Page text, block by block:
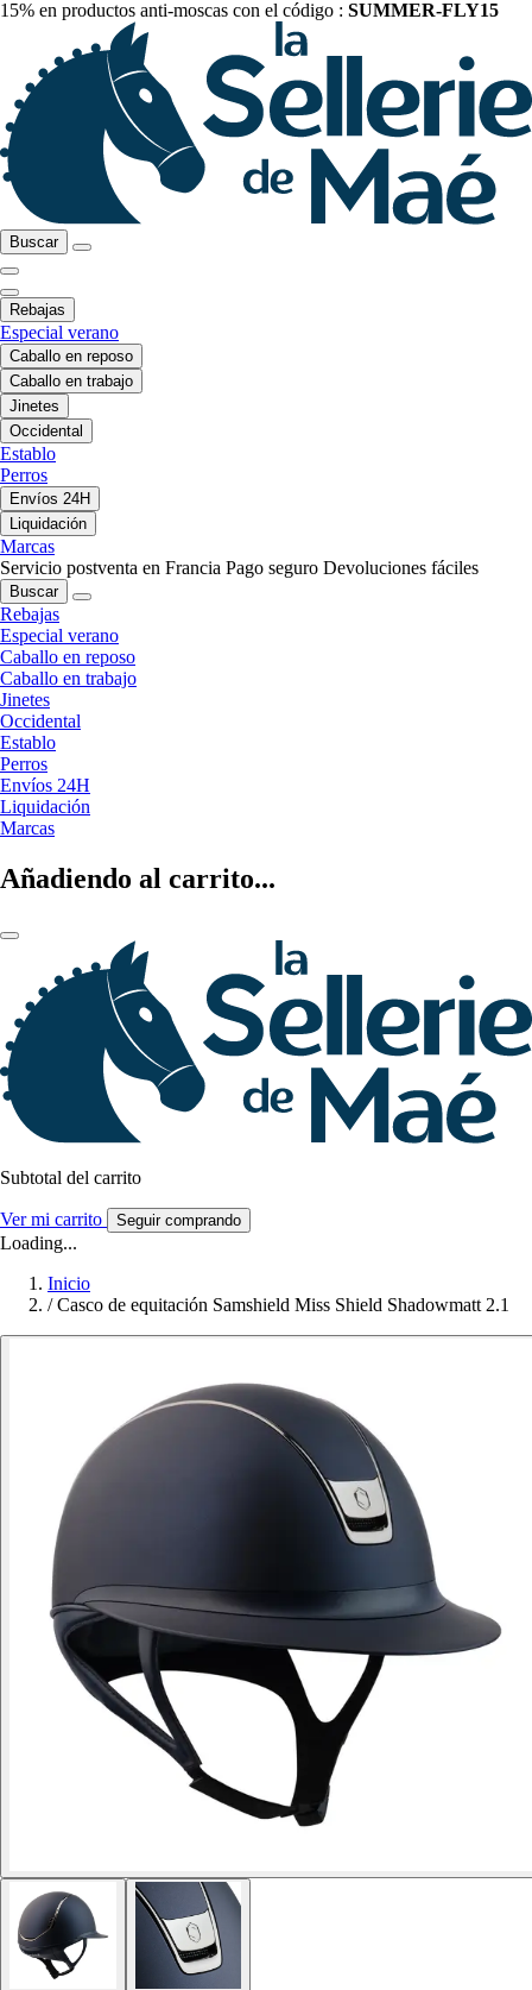
15% en productos anti-moscas con el código : SUMMER-FLY15
Buscar
Rebajas
Especial verano
Caballo en reposo
Caballo en trabajo
Jinetes
Occidental
Establo
Perros
Envíos 24H
Liquidación
Marcas
Servicio postventa en Francia Pago seguro Devoluciones fáciles
Buscar
Rebajas
Especial verano
Caballo en reposo
Caballo en trabajo
Jinetes
Occidental
Establo
Perros
Envíos 24H
Liquidación
Marcas
Añadiendo al carrito...
Subtotal del carrito
Ver mi carrito Seguir comprando
Loading...
Inicio
/ Casco de equitación Samshield Miss Shield Shadowmatt 2.1